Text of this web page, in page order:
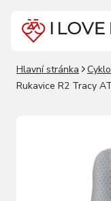
Hlavní stránka
Rukavice R2 Tracy